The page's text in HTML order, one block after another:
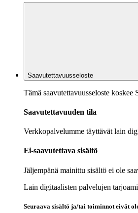
Saavutettavuusseloste
Tämä saavutettavuusseloste
Saavutettavuuden tila
Verkkopalvelumme täyttävät lain
Ei-saavutettava sisältö
Jäljempänä mainittu sisältö ei ole
Lain digitaalisten palvelujen
Seuraava sisältö ja/tai toiminnot eivät